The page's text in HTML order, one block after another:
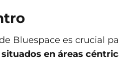
Bluespace es crucial
en áreas